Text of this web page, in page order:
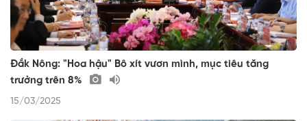
Đắk Nông: "Hoa hậu" Bô xít vươn mình, mục tiêu tăng
trưởng trên 8%
15/03/2025